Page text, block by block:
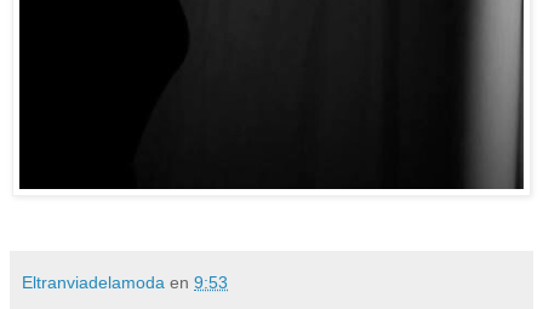
Eltranviadelamoda en 9:53